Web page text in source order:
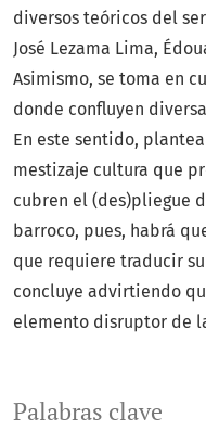
Palabras clave
diversos teóricos del
José Lezama Lima,
Asimismo, se toma en
donde confluyen
En este sentido,
mestizaje cultura que
cubren el (des)pliegue
barroco, pues, habrá
que requiere traducir
concluye advirtiendo
elemento disruptor de